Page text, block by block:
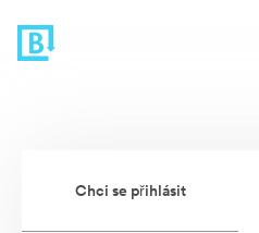
Chci se přihlásit